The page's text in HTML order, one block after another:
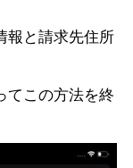
報と請求先住所
てこの方法を終